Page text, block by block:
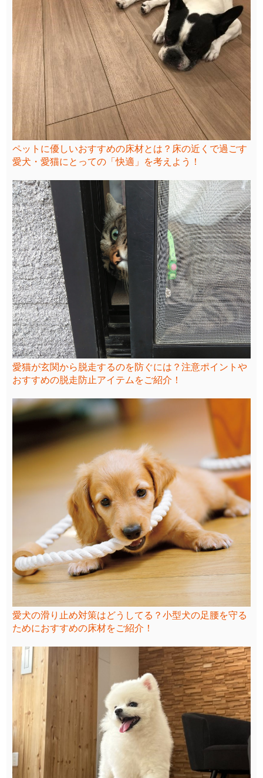
ペットに優しいおすすめの床材とは？床の近くで過ごす
愛犬・愛猫にとっての「快適」を考えよう！
愛猫が玄関から脱走するのを防ぐには？注意ポイントや
おすすめの脱走防止アイテムをご紹介！
愛犬の滑り止め対策はどうしてる？小型犬の足腰を守る
ためにおすすめの床材をご紹介！